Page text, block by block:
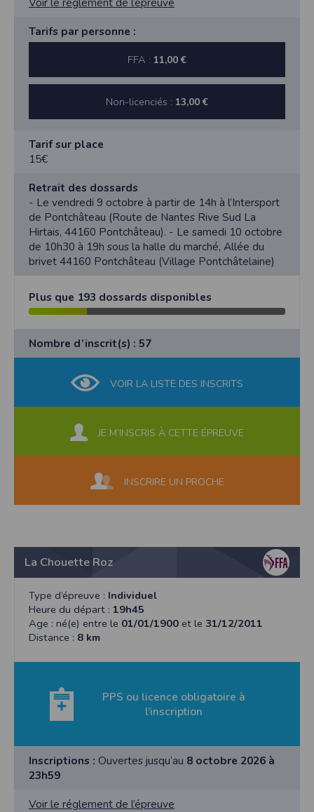
Tarifs par personne :
FFA : 11,00 €
Non-licenciés : 13,00 €
Tarif sur place
15€
Retrait des dossards
- Le vendredi 9 octobre à partir de 14h à l’Intersport
de Pontchâteau (Route de Nantes Rive Sud La
Hirtais, 44160 Pontchâteau). - Le samedi 10 octobre
de 10h30 à 19h sous la halle du marché, Allée du
brivet 44160 Pontchâteau (Village Pontchâtelaine)
Plus que 193 dossards disponibles
Nombre d’inscrit(s) : 57
VOIR LA LISTE DES INSCRITS
JE M’INSCRIS À CETTE ÉPREUVE
INSCRIRE UN PROCHE
La Chouette Roz
Type d’épreuve : Individuel
Heure du départ : 19h45
Age : né(e) entre le 01/01/1900 et le 31/12/2011
Distance : 8 km
PPS ou licence obligatoire à
l’inscription
Inscriptions : Ouvertes jusqu’au 8 octobre 2026 à
23h59
Voir le réglement de l’épreuve